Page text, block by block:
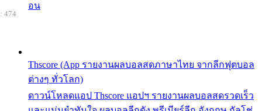
อน
Thscore (App รายงานผลบอลสดภาษาไทย จากลีกฟุตบอล
ต่างๆ ทั่วโลก)
ดาวน์โหลดแอป Thscore แอปฯ รายงานผลบอลสดรวดเร็ว
474